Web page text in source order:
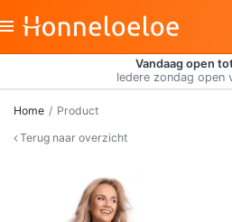
Vandaag open
Iedere zondag open
Home
Product
Terug naar overzicht